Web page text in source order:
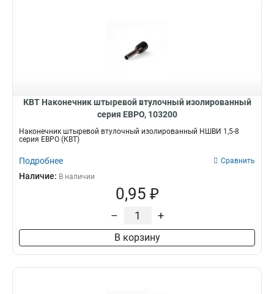
КВТ Наконечник штыревой втулочный изолированный
серия ЕВРО, 103200
Наконечник штыревой втулочный изолированный НШВИ 1,5-8
серия ЕВРО (КВТ)
Подробнее Сравнить
Наличие: В наличии
0,95 ₽
– +
В корзину